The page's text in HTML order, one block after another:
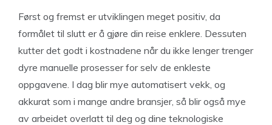
Først og fremst er utviklingen meget positiv, da
formålet til slutt er å gjøre din reise enklere. Dessuten
kutter det godt i kostnadene når du ikke lenger trenger
dyre manuelle prosesser for selv de enkleste
oppgavene. I dag blir mye automatisert vekk, og
akkurat som i mange andre bransjer, så blir også mye
av arbeidet overlatt til deg og dine teknologiske